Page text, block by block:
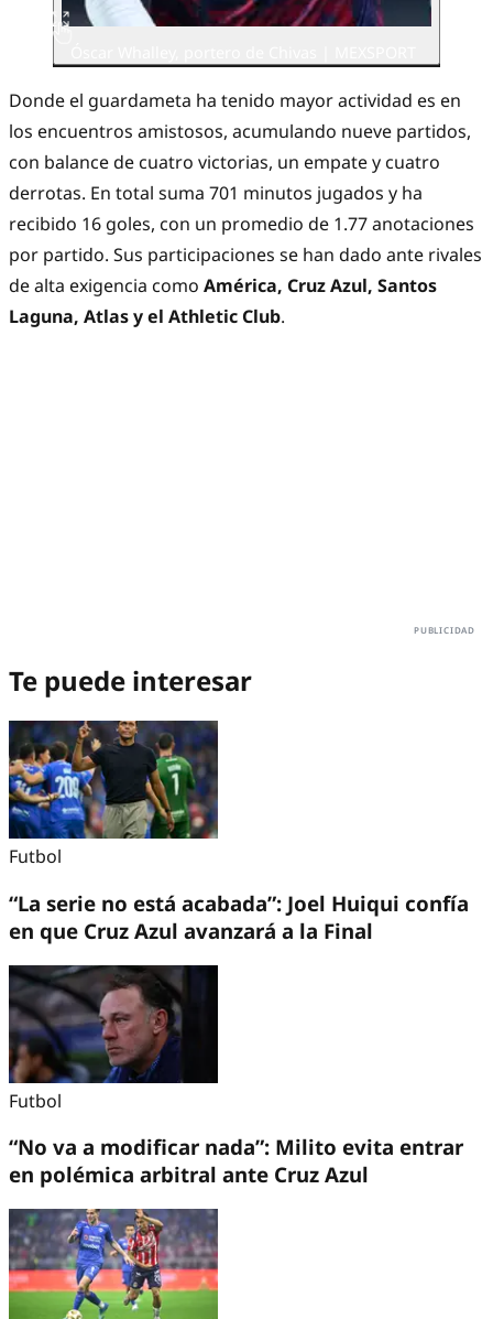
Donde el guardameta ha tenido mayor actividad es en
los encuentros amistosos, acumulando nueve partidos,
con balance de cuatro victorias, un empate y cuatro
derrotas. En total suma 701 minutos jugados y ha
recibido 16 goles, con un promedio de 1.77 anotaciones
por partido. Sus participaciones se han dado ante rivales
de alta exigencia como América, Cruz Azul, Santos
Laguna, Atlas y el Athletic Club.
Te puede interesar
Futbol
“La serie no está acabada”: Joel Huiqui confía
en que Cruz Azul avanzará a la Final
Futbol
“No va a modificar nada”: Milito evita entrar
en polémica arbitral ante Cruz Azul